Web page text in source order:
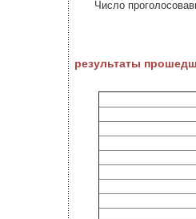
Число
результаты